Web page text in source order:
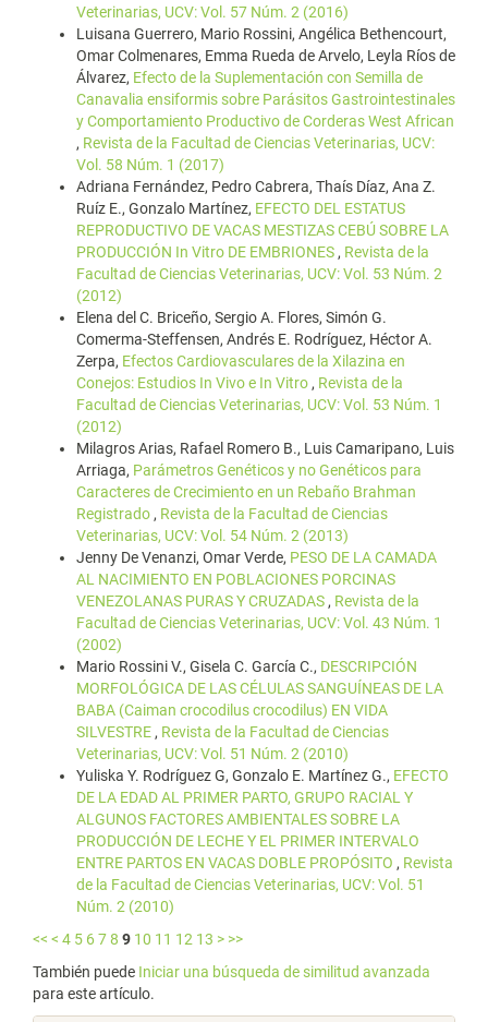
Veterinarias, UCV: Vol. 57 Núm. 2 (2016)
Luisana Guerrero, Mario Rossini, Angélica Bethencourt,
Omar Colmenares, Emma Rueda de Arvelo, Leyla Ríos de
Álvarez, Efecto de la Suplementación con Semilla de
Canavalia ensiformis sobre Parásitos Gastrointestinales
y Comportamiento Productivo de Corderas West African
, Revista de la Facultad de Ciencias Veterinarias, UCV:
Vol. 58 Núm. 1 (2017)
Adriana Fernández, Pedro Cabrera, Thaís Díaz, Ana Z.
Ruíz E., Gonzalo Martínez, EFECTO DEL ESTATUS
REPRODUCTIVO DE VACAS MESTIZAS CEBÚ SOBRE LA
PRODUCCIÓN In Vitro DE EMBRIONES , Revista de la
Facultad de Ciencias Veterinarias, UCV: Vol. 53 Núm. 2
(2012)
Elena del C. Briceño, Sergio A. Flores, Simón G.
Comerma-Steffensen, Andrés E. Rodríguez, Héctor A.
Zerpa, Efectos Cardiovasculares de la Xilazina en
Conejos: Estudios In Vivo e In Vitro , Revista de la
Facultad de Ciencias Veterinarias, UCV: Vol. 53 Núm. 1
(2012)
Milagros Arias, Rafael Romero B., Luis Camaripano, Luis
Arriaga, Parámetros Genéticos y no Genéticos para
Caracteres de Crecimiento en un Rebaño Brahman
Registrado , Revista de la Facultad de Ciencias
Veterinarias, UCV: Vol. 54 Núm. 2 (2013)
Jenny De Venanzi, Omar Verde, PESO DE LA CAMADA
AL NACIMIENTO EN POBLACIONES PORCINAS
VENEZOLANAS PURAS Y CRUZADAS , Revista de la
Facultad de Ciencias Veterinarias, UCV: Vol. 43 Núm. 1
(2002)
Mario Rossini V., Gisela C. García C., DESCRIPCIÓN
MORFOLÓGICA DE LAS CÉLULAS SANGUÍNEAS DE LA
BABA (Caiman crocodilus crocodilus) EN VIDA
SILVESTRE , Revista de la Facultad de Ciencias
Veterinarias, UCV: Vol. 51 Núm. 2 (2010)
Yuliska Y. Rodríguez G, Gonzalo E. Martínez G., EFECTO
DE LA EDAD AL PRIMER PARTO, GRUPO RACIAL Y
ALGUNOS FACTORES AMBIENTALES SOBRE LA
PRODUCCIÓN DE LECHE Y EL PRIMER INTERVALO
ENTRE PARTOS EN VACAS DOBLE PROPÓSITO , Revista
de la Facultad de Ciencias Veterinarias, UCV: Vol. 51
Núm. 2 (2010)
<< < 4 5 678 9 10 11 12 13 > >>
También puede Iniciar una búsqueda de similitud avanzada
para este artículo.